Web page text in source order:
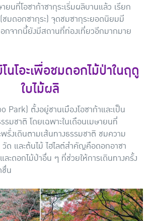
ยนที่โอซาก้าซากุระเริ่มผลิบานแล้ว เรียก
ชมดอกซากุระ) จุดชมซากุระยอดนิยมมี
กจากนี้ยังมีสถานที่ท่องเที่ยวอีกมากมาย
นโอะเพื่อชมดอกไม้ป่าในฤดู
ใบไม้ผลิ
Park) ตั้งอยู่ชานเมืองโอซาก้าและเป็น
มชาติ โดยเฉพาะในเดือนเมษายนที่
รั่งเดินตามเส้นทางธรรมชาติ ชมความ
ด และต้นไม้ ไฮไลต์สำคัญคือดอกอาซา
ะดอกไม้ป่าอื่น ๆ ที่ช่วยให้การเดินทางครั้ง
น